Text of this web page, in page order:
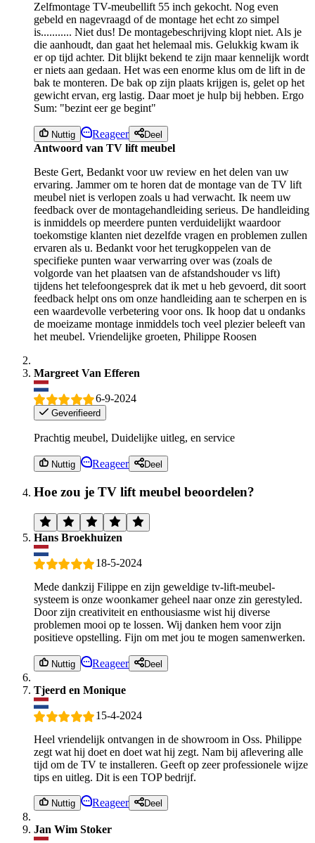
Zelfmontage TV-meubellift 55 inch gekocht. Nog even
gebeld en nagevraagd of de montage het echt zo simpel
is........... Niet dus! De montagebeschrijving klopt niet. Als je
die aanhoudt, dan gaat het helemaal mis. Gelukkig kwam ik
er op tijd achter. Dit blijkt bekend te zijn maar kennelijk wordt
er niets aan gedaan. Het was een enorme klus om de lift in de
bak te monteren. De bak op zijn plaats krijgen is, gelet op het
gewicht ervan, erg lastig. Daar moet je hulp bij hebben. Ergo
Sum: "bezint eer ge begint"
Nuttig Reageer Deel
Antwoord van TV lift meubel
Beste Gert, Bedankt voor uw review en het delen van uw
ervaring. Jammer om te horen dat de montage van de TV lift
meubel niet is verlopen zoals u had verwacht. Ik neem uw
feedback over de montagehandleiding serieus. De handleiding
is inmiddels op meerdere punten verduidelijkt waardoor
toekomstige klanten niet dezelfde vragen en problemen zullen
ervaren als u. Bedankt voor het terugkoppelen van de
specifieke punten waar verwarring over was (zoals de
volgorde van het plaatsen van de afstandshouder vs lift)
tijdens het telefoongesprek dat ik met u heb gevoerd, dit soort
feedback helpt ons om onze handleiding aan te scherpen en is
een waardevolle verbetering voor ons. Ik hoop dat u ondanks
de moeizame montage inmiddels toch veel plezier beleeft van
het meubel. Vriendelijke groeten, Philippe Roosen
Margreet Van Efferen
6-9-2024
Geverifieerd
Prachtig meubel, Duidelijke uitleg, en service
Nuttig Reageer Deel
Hoe zou je TV lift meubel beoordelen?
Hans Broekhuizen
18-5-2024
Mede dankzij Filippe en zijn geweldige tv-lift-meubel-
systeem is onze woonkamer geheel naar onze zin gerestyled.
Door zijn creativiteit en enthousiasme wist hij diverse
problemen mooi op te lossen. Wij danken hem voor zijn
positieve opstelling. Fijn om met jou te mogen samenwerken.
Nuttig Reageer Deel
Tjeerd en Monique
15-4-2024
Heel vriendelijk ontvangen in de showroom in Oss. Philippe
zegt wat hij doet en doet wat hij zegt. Nam bij aflevering alle
tijd om de TV te installeren. Geeft op zeer professionele wijze
tips en uitleg. Dit is een TOP bedrijf.
Nuttig Reageer Deel
Jan Wim Stoker